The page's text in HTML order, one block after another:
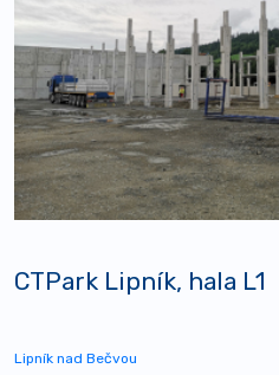
CTPark Lipník, hala L1
Lipník nad Bečvou